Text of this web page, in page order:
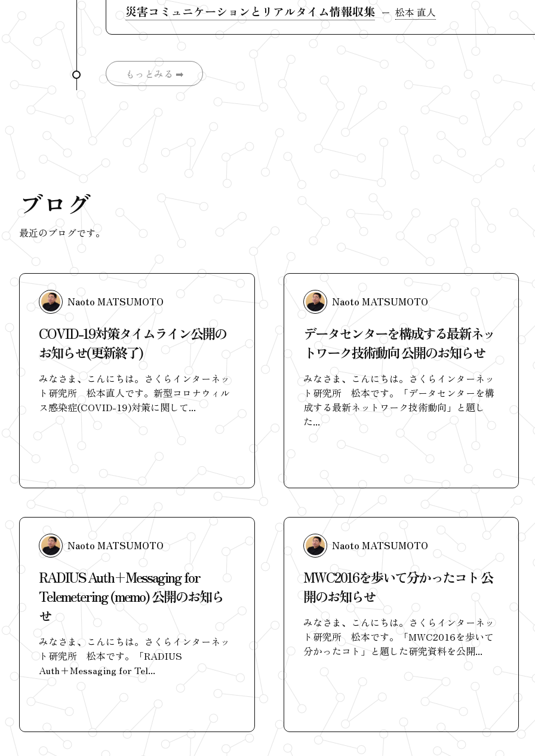
災害コミュニケーションとリアルタイム情報収集 松本 直人
もっとみる ➡︎
ブログ
最近のブログです。
Naoto MATSUMOTO
COVID-19対策タイムライン公開の
お知らせ(更新終了)
みなさま、こんにちは。さくらインターネッ
ト研究所 松本直人です。新型コロナウィル
ス感染症(COVID-19)対策に関して...
Naoto MATSUMOTO
データセンターを構成する最新ネッ
トワーク技術動向 公開のお知らせ
みなさま、こんにちは。さくらインターネッ
ト研究所 松本です。「データセンターを構
成する最新ネットワーク技術動向」と題し
た...
Naoto MATSUMOTO
RADIUS Auth+Messaging for
Telemetering (memo) 公開のお知ら
せ
みなさま、こんにちは。さくらインターネッ
ト研究所 松本です。「RADIUS
Auth+Messaging for Tel...
Naoto MATSUMOTO
MWC2016を歩いて分かったコト 公
開のお知らせ
みなさま、こんにちは。さくらインターネッ
ト研究所 松本です。「MWC2016を歩いて
分かったコト」と題した研究資料を公開...